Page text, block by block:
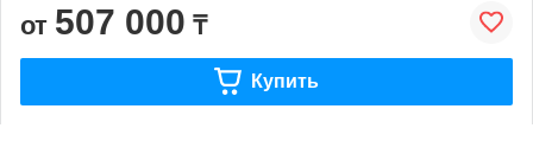
от 507 000 ₸
Купить